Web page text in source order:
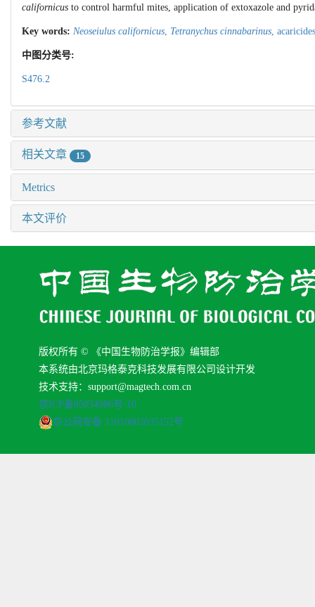
californicus to control harmful mites, application of extoxazole and
Key words: Neoseiulus californicus, Tetranychus cinnabarinus,
中图分类号:
S476.2
参考文献
相关文章 15
Metrics
本文评价
版权所有 © 《中国生物防治学报》编辑部
本系统由北京玛格泰克科技发展有限公司设计开发
技术支持：support@magtech.com.cn
京ICP备05034986号-10
京公网安备 11010802035152号